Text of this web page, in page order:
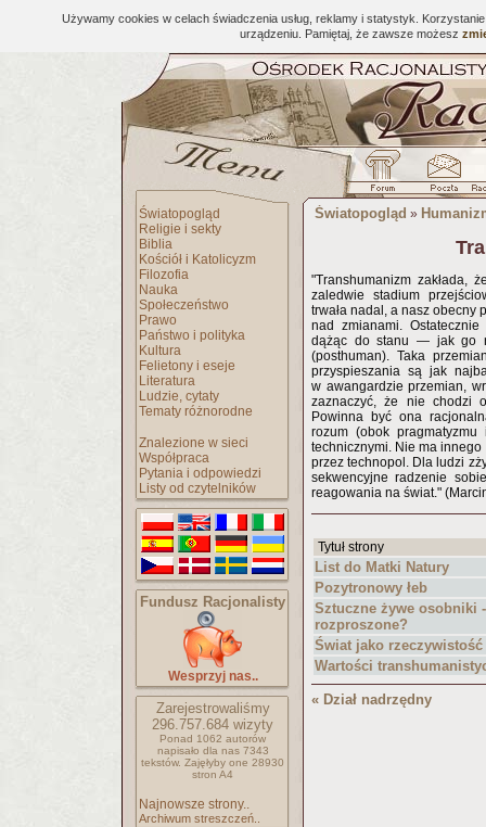
Używamy cookies w celach świadczenia usług, reklamy i statystyk.
urządzeniu. Pamiętaj, że zawsze możesz
Światopogląd
Religie i sekty
Biblia
Kościół i Katolicyzm
Filozofia
Nauka
Społeczeństwo
Prawo
Państwo i polityka
Kultura
Felietony i eseje
Literatura
Ludzie, cytaty
Tematy różnorodne
Znalezione w sieci
Współpraca
Pytania i odpowiedzi
Listy od czytelników
Fundusz Racjonalisty
Wesprzyj nas..
Zarejestrowaliśmy
296.757.684 wizyty
Ponad 1062 autorów
napisało dla nas 7343
tekstów. Zajęłyby one 28930
stron A4
Najnowsze strony..
Archiwum streszczeń..
Światopogląd »
"Transhumanizm zakłada,
zaledwie stadium
trwała nadal, a nasz obecny
nad zmianami. Ostatecznie
dążąc do stanu — jak go
(posthuman). Taka
przyspieszania są jak
w awangardzie przemian,
zaznaczyć, że nie chodzi
Powinna być ona
rozum (obok
technicznymi. Nie ma
przez technopol. Dla ludzi
sekwencyjne radzenie
reagowania na świat."
Tytuł strony
List do Matki Natury
Pozytronowy łeb
Sztuczne żywe osobniki
rozproszone?
Świat jako
Wartości
« Dział nadrzędny